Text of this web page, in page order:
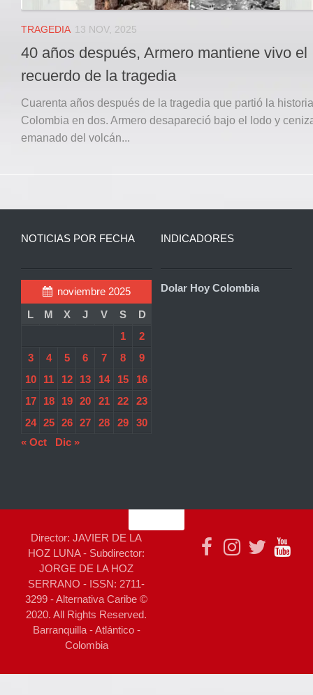
TRAGEDIA 13 NOV, 2025
40 años después, Armero mantiene vivo el
recuerdo de la tragedia
Cuarenta años después de la tragedia que partió la
Colombia en dos. Armero desapareció bajo el lodo y
emanado del volcán...
NOTICIAS POR FECHA
noviembre 2025
L
M X J V S
D
1
2
3
4 5 6 7 8
9
10
11 12 13 14 15
16
17
18 19 20 21 22
23
24
25 26 27 28 29
30
« Oct
Dic »
INDICADORES
Dolar Hoy Colombia
Director: JAVIER DE LA
HOZ LUNA - Subdirector:
JORGE DE LA HOZ
SERRANO - ISSN: 2711-
3299 - Alternativa Caribe ©
2020. All Rights Reserved.
Barranquilla - Atlántico -
Colombia